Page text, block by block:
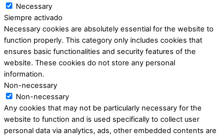
Necessary
Siempre activado
Necessary cookies are absolutely essential for the website to
function properly. This category only includes cookies that
ensures basic functionalities and security features of the
website. These cookies do not store any personal
information.
Non-necessary
Non-necessary
Any cookies that may not be particularly necessary for the
website to function and is used specifically to collect user
personal data via analytics, ads, other embedded contents are